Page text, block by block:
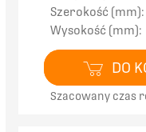
Szerokość (mm):
Wysokość (mm):
DO
Szacowany czas